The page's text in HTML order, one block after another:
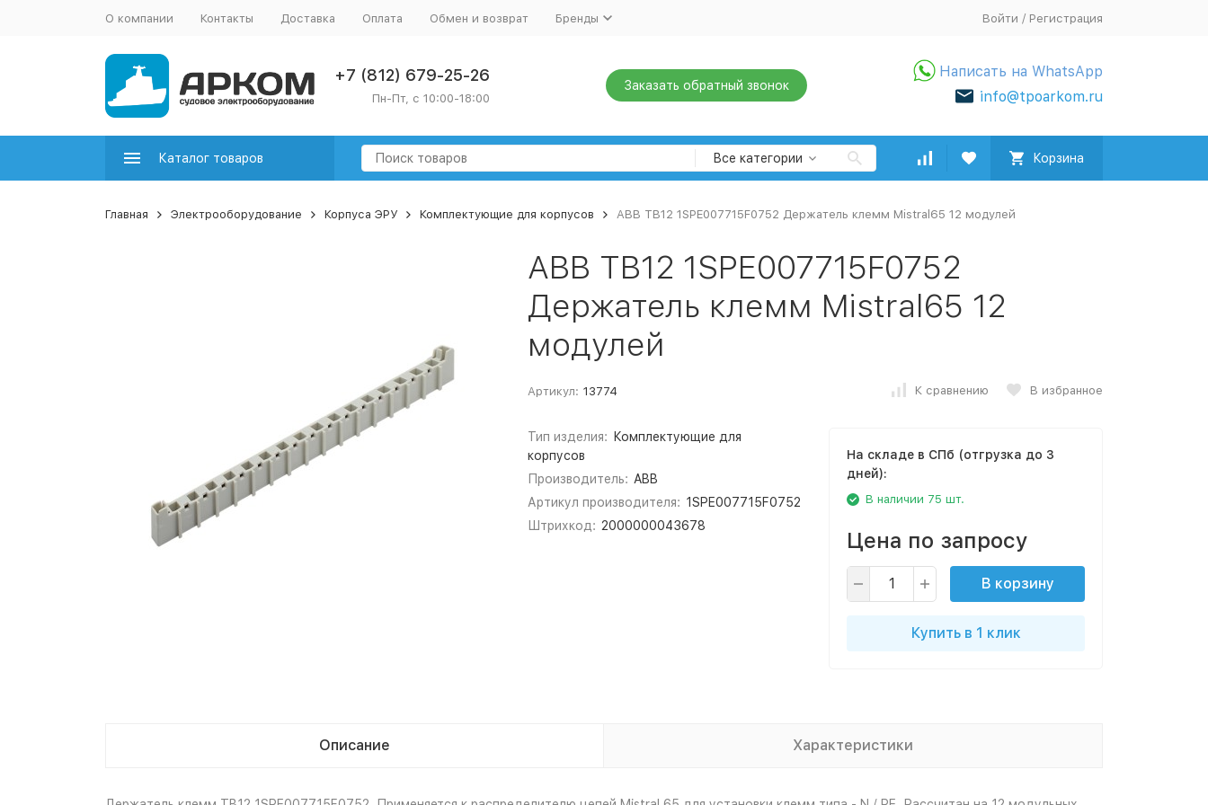
О компании Контакты Доставка Оплата Обмен и возврат Бренды Войти / Регистрация
+7 (812) 679-25-26
Пн-Пт, с 10:00-18:00
Заказать обратный звонок
Написать на WhatsApp
info@tpoarkom.ru
Каталог товаров Все категории Корзина
Главная Электрооборудование Корпуса ЭРУ Комплектующие для корпусов ABB TB12 1SPE007715F0752 Держатель клемм Mistral65 12 модулей
ABB TB12 1SPE007715F0752
Держатель клемм Mistral65 12
модулей
Артикул: 13774 К сравнению В избранное
Тип изделия:
Комплектующие для
корпусов
Производитель: ABB
Артикул производителя: 1SPE007715F0752
Штрихкод: 2000000043678
На складе в СПб (отгрузка до 3
дней):
В наличии 75 шт.
Цена по запросу
В корзину
Купить в 1 клик
Описание Характеристики